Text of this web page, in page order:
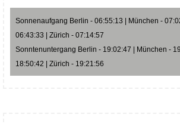
Sonnenaufgang Berlin - 06:55:13 | München -
06:43:33 | Zürich - 07:14:57
Sonntenuntergang Berlin - 19:02:47 | München -
18:50:42 | Zürich - 19:21:56